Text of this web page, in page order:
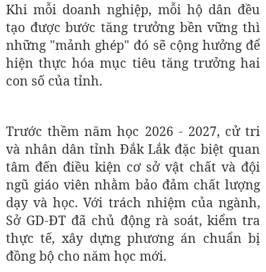
Khi mỗi doanh nghiệp, mỗi hộ dân đều
tạo được bước tăng trưởng bền vững thì
những "mảnh ghép" đó sẽ cộng hưởng để
hiện thực hóa mục tiêu tăng trưởng hai
con số của tỉnh.
Trước thềm năm học 2026 - 2027, cử tri
và nhân dân tỉnh Đắk Lắk đặc biệt quan
tâm đến điều kiện cơ sở vật chất và đội
ngũ giáo viên nhằm bảo đảm chất lượng
dạy và học. Với trách nhiệm của ngành,
Sở GD-ĐT đã chủ động rà soát, kiểm tra
thực tế, xây dựng phương án chuẩn bị
đồng bộ cho năm học mới.